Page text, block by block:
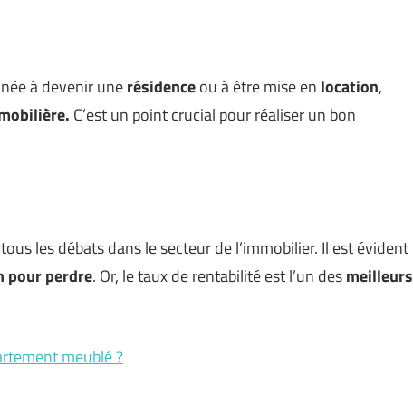
à devenir unerésidenceou à être mise en location,
C’est un point crucial pour réaliser un bon
les débats dans le secteur de l’immobilier. Il est évident
pour perdre. Or, le taux de rentabilité est l’un desmeilleurs
meublé ?